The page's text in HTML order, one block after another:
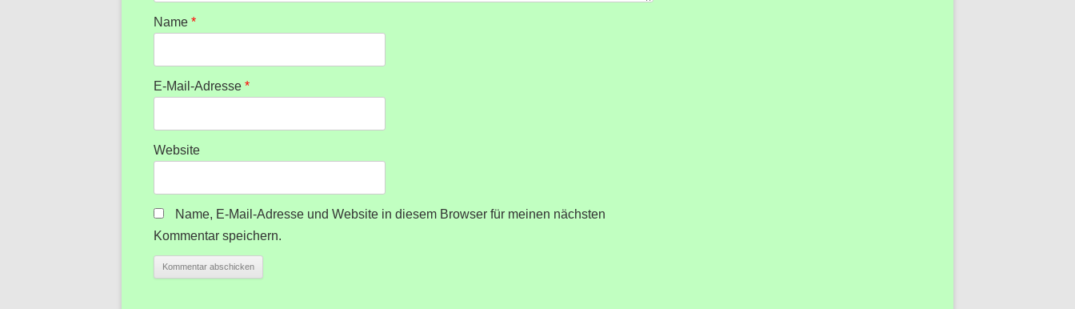
Name *
E-Mail-Adresse *
Website
Name, E-Mail-Adresse und Website in diesem Browser für meinen nächsten
Kommentar speichern.